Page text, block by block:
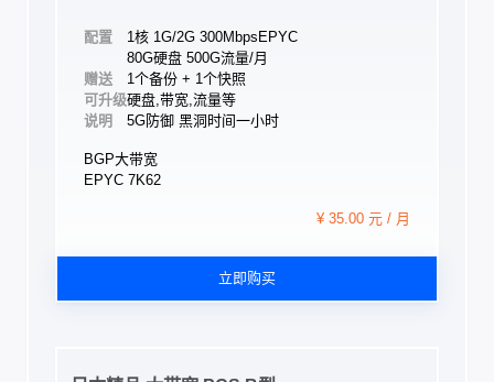
配置 1核 1G/2G 300Mbps EPYC
80G硬盘 500G流量/月
赠送
1个备份 + 1个快照
可升级硬盘,带宽,流量等
说明
5G防御 黑洞时间一小时
BGP大带宽
EPYC 7K62
¥ 35.00 元 / 月
立即购买